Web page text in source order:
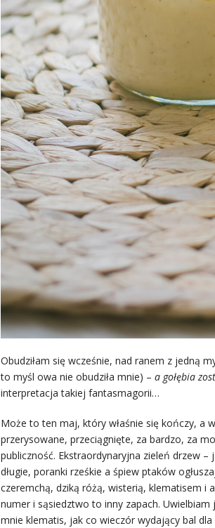
Obudziłam się wcześnie, nad ranem z jedną
to myśl owa nie obudziła mnie) – a gołębia
interpretacja takiej fantasmagorii…
Może to ten maj, który właśnie się kończy, a
przerysowane, przeciągnięte, za bardzo, za
publiczność. Ekstraordynaryjna zieleń drzew –
długie, poranki rześkie a śpiew ptaków
czeremchą, dziką różą, wisterią, klematisem i
numer i sąsiedztwo to inny zapach.
mnie klematis, jak co wieczór wydający bal